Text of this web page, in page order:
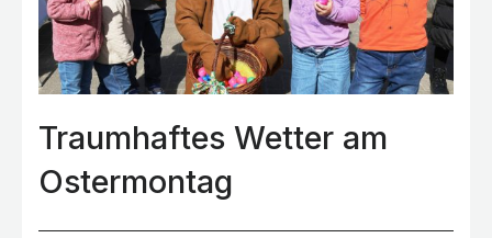
Traumhaftes Wetter am
Ostermontag